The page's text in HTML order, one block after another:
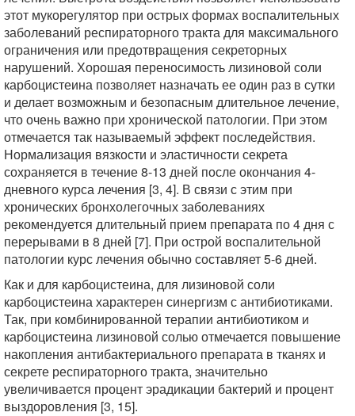
этот мукорегулятор при острых формах воспалительных
заболеваний респираторного тракта для максимального
ограничения или предотвращения секреторных
нарушений. Хорошая переносимость лизиновой соли
карбоцистеина позволяет назначать ее один раз в сутки
и делает возможным и безопасным длительное лечение,
что очень важно при хронической патологии. При этом
отмечается так называемый эффект последействия.
Нормализация вязкости и эластичности секрета
сохраняется в течение 8-13 дней после окончания 4-
дневного курса лечения [3, 4]. В связи с этим при
хронических бронхолегочных заболеваниях
рекомендуется длительный прием препарата по 4 дня с
перерывами в 8 дней [7]. При острой воспалительной
патологии курс лечения обычно составляет 5-6 дней.
Как и для карбоцистеина, для лизиновой соли
карбоцистеина характерен синергизм с антибиотиками.
Так, при комбинированной терапии антибиотиком и
карбоцистеина лизиновой солью отмечается повышение
накопления антибактериального препарата в тканях и
секрете респираторного тракта, значительно
увеличивается процент эрадикации бактерий и процент
выздоровления [3, 15].